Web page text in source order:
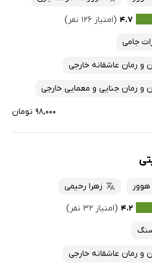
۴.۷ (امتیاز ۱۲۶ نفر)
جامی
و رمان عاشقانه خارجی
و رمان جنایی و معمایی خارجی
۹۸,۰۰۰ تومان
هوور
زهرا رحیمی
۴.۲ (امتیاز ۳۲ نفر)
و رمان عاشقانه خارجی